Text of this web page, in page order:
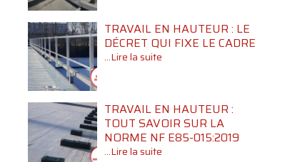
TRAVAIL EN HAUTEUR : LE
DÉCRET QUI FIXE LE CADRE
...Lire la suite
TRAVAIL EN HAUTEUR :
TOUT SAVOIR SUR LA
NORME NF E85-015:2019
...Lire la suite